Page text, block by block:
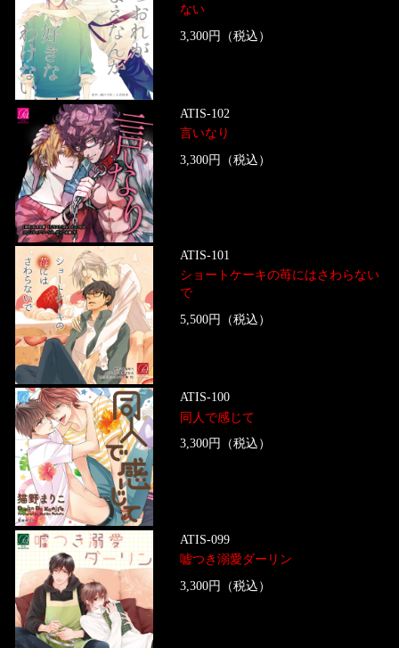
ない
3,300円（税込）
ATIS-102
言いなり
3,300円（税込）
ATIS-101
ショートケーキの苺にはさわらない
で
5,500円（税込）
ATIS-100
同人で感じて
3,300円（税込）
ATIS-099
嘘つき溺愛ダーリン
3,300円（税込）